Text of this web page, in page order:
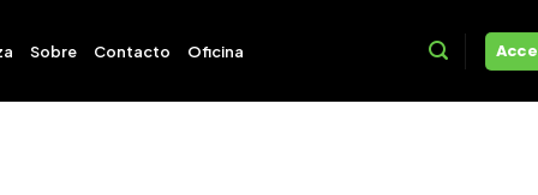
Sobre Contacto Oficina